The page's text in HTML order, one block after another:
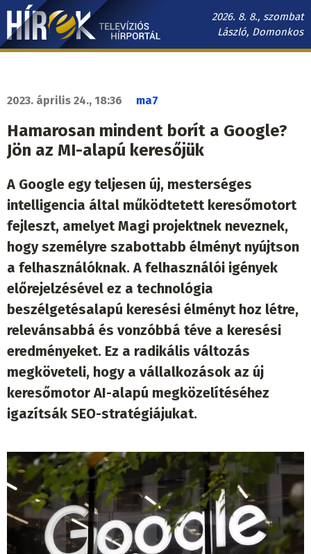
Ugrás
tartalomra
2026. 8. 8., szombat
László, Domonkos
Hírek.sk
navigáció
2023. április 24., 18:36 ma7
Hamarosan mindent borít a Google?
Jön az MI-alapú keresőjük
A Google egy teljesen új, mesterséges
intelligencia által működtetett keresőmotort
fejleszt, amelyet Magi projektnek neveznek,
hogy személyre szabottabb élményt nyújtson
a felhasználóknak. A felhasználói igények
előrejelzésével ez a technológia
beszélgetésalapú keresési élményt hoz létre,
relevánsabbá és vonzóbbá téve a keresési
eredményeket. Ez a radikális változás
megköveteli, hogy a vállalkozások az új
keresőmotor AI-alapú megközelítéséhez
igazítsák SEO-stratégiájukat.